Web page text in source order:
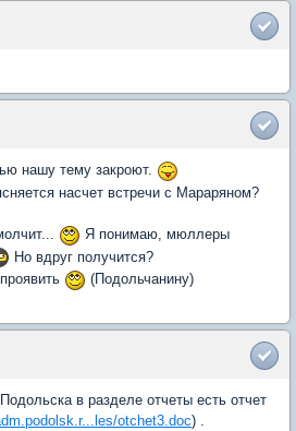
нашу тему закроют.
насчет встречи с Мараряном?
Я понимаю, мюллеры
Но вдруг получится?
(Подольчанину)
в разделе отчеты есть отчет
otchet3.doc) .